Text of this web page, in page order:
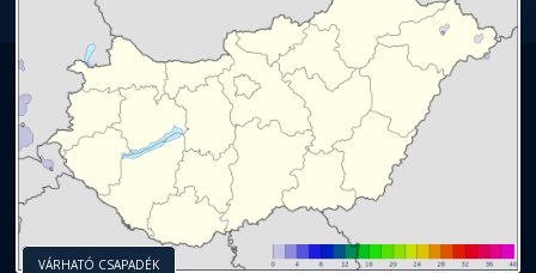
VÁRHATÓ CSAPADÉK